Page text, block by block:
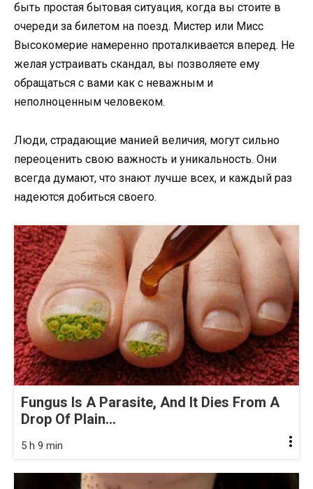
быть простая бытовая ситуация, когда вы стоите в
очереди за билетом на поезд. Мистер или Мисс
Высокомерие намеренно проталкивается вперед. Не
желая устраивать скандал, вы позволяете ему
обращаться с вами как с неважным и
неполноценным человеком.
Люди, страдающие манией величия, могут сильно
переоценить свою важность и уникальность. Они
всегда думают, что знают лучше всех, и каждый раз
надеются добиться своего.
Fungus Is A Parasite, And It Dies From A
Drop Of Plain...
5 h 9 min